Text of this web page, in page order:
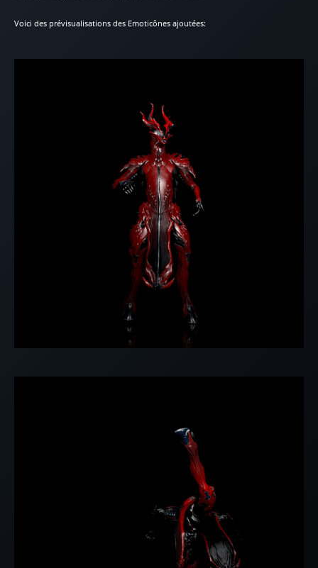
Voici des prévisualisations des Emoticônes ajoutées: